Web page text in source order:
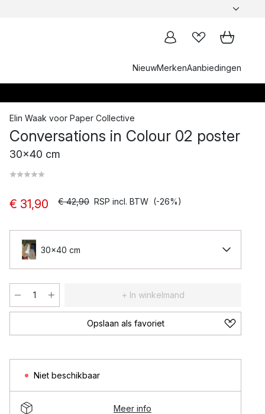
NieuwMerkenAanbiedingen
Elin Waak voor Paper Collective
Conversations in Colour 02 poster
30x40 cm
€ 31,90 € 42,90 RSP incl. BTW (-26%)
30x40 cm
+ In winkelmand
Opslaan als favoriet
Niet beschikbaar
Meer info